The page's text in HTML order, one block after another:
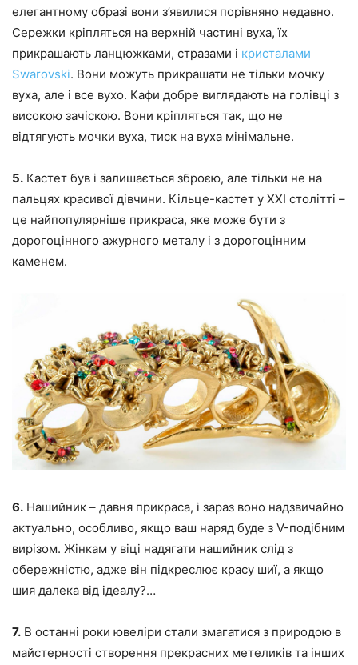
елегантному образі вони з’явилися порівняно недавно.
Сережки кріпляться на верхній частині вуха, їх
прикрашають ланцюжками, стразами і кристалами
Swarovski. Вони можуть прикрашати не тільки мочку
вуха, але і все вухо. Кафи добре виглядають на голівці з
високою зачіскою. Вони кріпляться так, що не
відтягують мочки вуха, тиск на вуха мінімальне.
5. Кастет був і залишається зброєю, але тільки не на
пальцях красивої дівчини. Кільце-кастет у ХХІ столітті –
це найпопулярніше прикраса, яке може бути з
дорогоцінного ажурного металу і з дорогоцінним
каменем.
6. Нашийник – давня прикраса, і зараз воно надзвичайно
актуально, особливо, якщо ваш наряд буде з V-подібним
вирізом. Жінкам у віці надягати нашийник слід з
обережністю, адже він підкреслює красу шиї, а якщо
шия далека від ідеалу?…
7. В останні роки ювеліри стали змагатися з природою в
майстерності створення прекрасних метеликів та інших